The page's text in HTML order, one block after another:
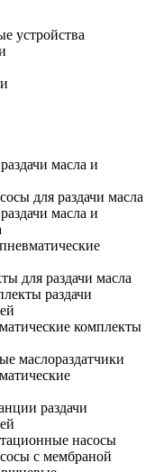
устройства
масла и
для раздачи масла
масла и
для раздачи масла
раздачи
комплекты
маслораздатчики
раздачи
насосы
с мембраной